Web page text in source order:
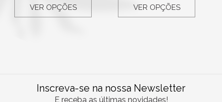
VER OPÇÕES (3)
Inscreva-se na nossa Newsletter
E receba as últimas novidades!